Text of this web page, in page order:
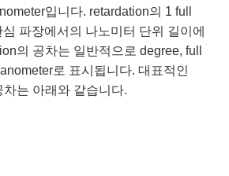
입니다. retardation의 1 full
파장에서의 나노미터 단위 길이에
의 공차는 일반적으로 degree, full
로 표시됩니다. 대표적인
는 아래와 같습니다.